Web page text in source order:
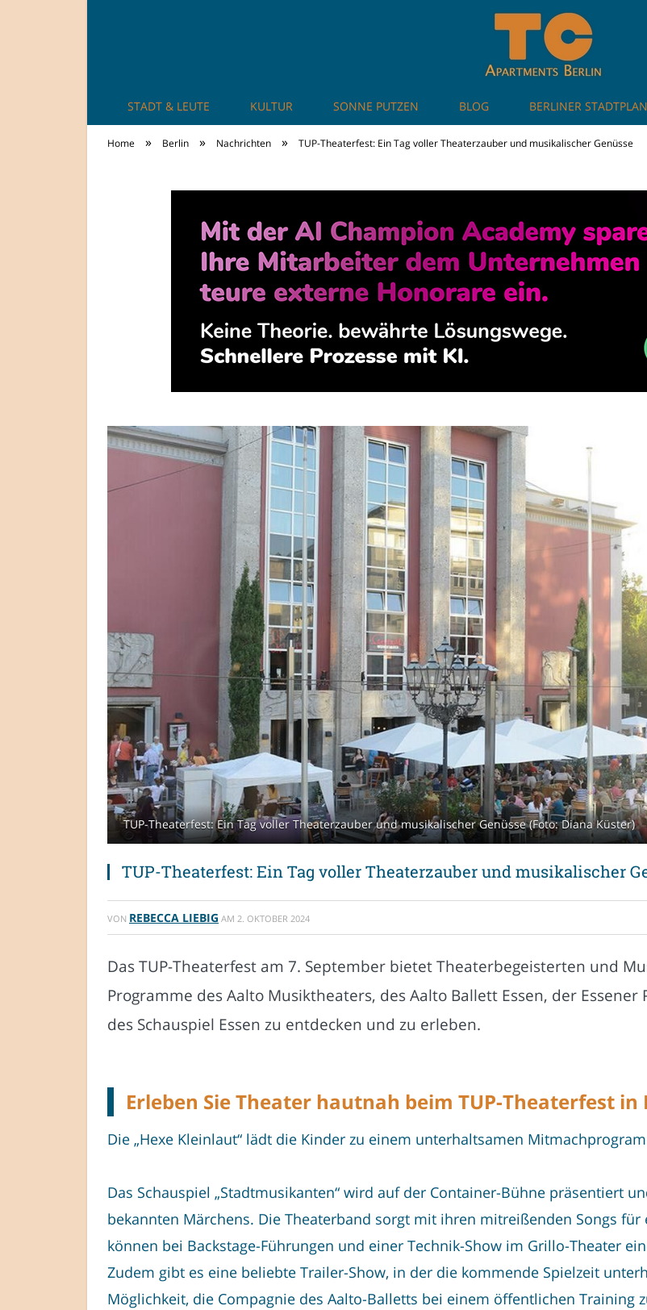
TheCity: Living Apartments in Berlin
STADT & LEUTE KULTUR SONNE PUTZEN BLOG BERLINER STADTPLAN
Home » Berlin » Nachrichten » TUP-Theaterfest: Ein Tag voller Theaterzauber und musikalischer Genüsse
TUP-Theaterfest: Ein Tag voller Theaterzauber und musikalischer Genüsse (Foto: Diana Küster)
TUP-Theaterfest: Ein Tag voller Theaterzauber und musikalischer
VON REBECCA LIEBIG AM 2. OKTOBER 2024
Das TUP-Theaterfest am 7. September bietet Theaterbegeisterten und
Programme des Aalto Musiktheaters, des Aalto Ballett Essen, der
des Schauspiel Essen zu entdecken und zu erleben.
Erleben Sie Theater hautnah beim TUP-Theaterfest in
Die „Hexe Kleinlaut“ lädt die Kinder zu einem unterhaltsamen
Das Schauspiel „Stadtmusikanten“ wird auf der Container-Bühne präsentiert
bekannten Märchens. Die Theaterband sorgt mit ihren mitreißenden Songs
können bei Backstage-Führungen und einer Technik-Show im Grillo-Theater
Zudem gibt es eine beliebte Trailer-Show, in der die kommende Spielzeit
Möglichkeit, die Compagnie des Aalto-Balletts bei einem öffentlichen Training